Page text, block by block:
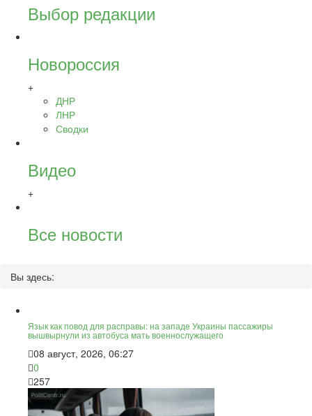
Выбор редакции
Новороссия
+
ДНР
ЛНР
Сводки
Видео
+
Все новости
Вы здесь:
Язык как повод для расправы: на западе Украины пассажиры
вышвырнули из автобуса мать военнослужащего
08 август, 2026, 06:27
0
257